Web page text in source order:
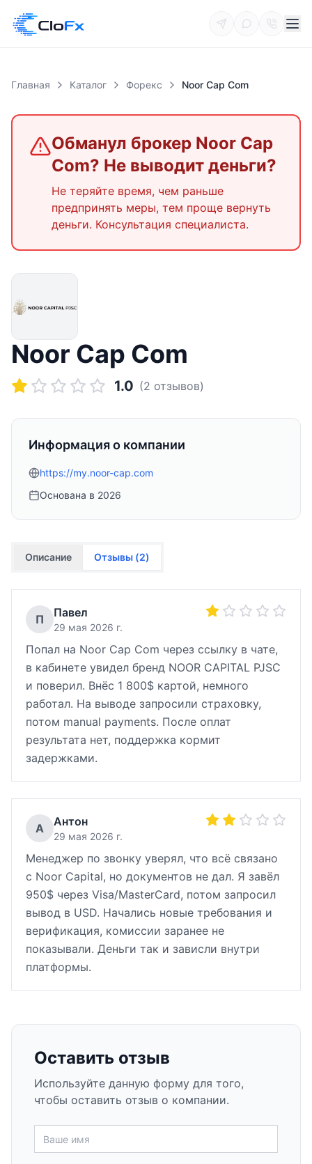
Главная Каталог Форекс Noor Cap Com
Обманул брокер Noor Cap
Com? Не выводит деньги?
Не теряйте время, чем раньше
предпринять меры, тем проще вернуть
деньги. Консультация специалиста.
Noor Cap Com
1.0 (2 отзывов)
Информация о компании
https://my.noor-cap.com
Основана в 2026
Описание Отзывы (2)
П Павел
29 мая 2026 г.
Попал на Noor Cap Com через ссылку в чате,
в кабинете увидел бренд NOOR CAPITAL PJSC
и поверил. Внёс 1 800$ картой, немного
работал. На выводе запросили страховку,
потом manual payments. После оплат
результата нет, поддержка кормит
задержками.
А Антон
29 мая 2026 г.
Менеджер по звонку уверял, что всё связано
с Noor Capital, но документов не дал. Я завёл
950$ через Visa/MasterCard, потом запросил
вывод в USD. Начались новые требования и
верификация, комиссии заранее не
показывали. Деньги так и зависли внутри
платформы.
Оставить отзыв
Используйте данную форму для того,
чтобы оставить отзыв о компании.